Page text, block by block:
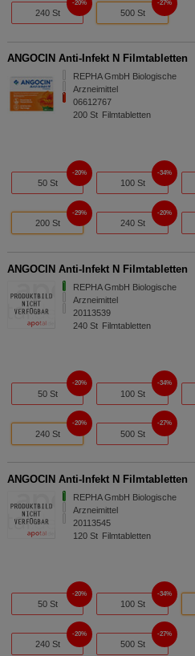
240 St
20%
500 St
27%
ANGOCIN Anti-Infekt N Filmtabletten
REPHA GmbH Biologische
Arzneimittel
06612767
200 St Filmtabletten
50 St
20%
100 St
34%
200 St
29%
240 St
20%
ANGOCIN Anti-Infekt N Filmtabletten
REPHA GmbH Biologische
Arzneimittel
20113539
240 St Filmtabletten
50 St
20%
100 St
34%
240 St
20%
500 St
27%
ANGOCIN Anti-Infekt N Filmtabletten
REPHA GmbH Biologische
Arzneimittel
20113545
120 St Filmtabletten
50 St
20%
100 St
34%
240 St
20%
500 St
27%